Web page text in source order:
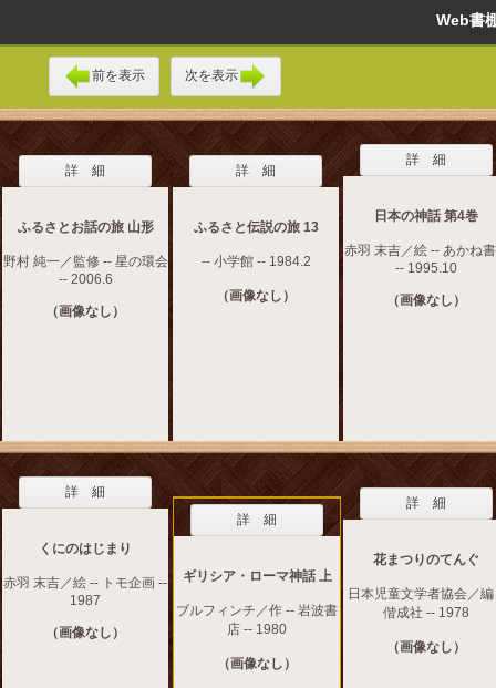
Web
前を表示 次を表示
詳 細
ふるさとお話の旅 山形
野村 純一／監修 -- 星の環会
-- 2006.6
（画像なし）
詳 細
ふるさと伝説の旅 13
-- 小学館 -- 1984.2
（画像なし）
詳 細
日本の神話 第4巻
赤羽 末吉／絵 -- あかね
-- 1995.10
（画像なし）
詳 細
くにのはじまり
赤羽 末吉／絵 -- トモ企画 --
1987
（画像なし）
詳 細
ギリシア・ローマ神話 上
ブルフィンチ／作 -- 岩波書
店 -- 1980
（画像なし）
詳 細
花まつりのてんぐ
日本児童文学者協会／編
偕成社 -- 1978
（画像なし）